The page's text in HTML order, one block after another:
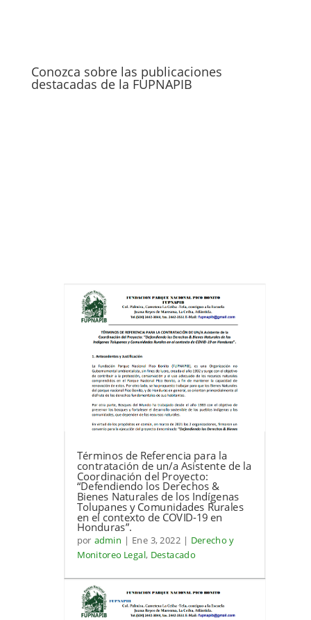
Conozca sobre las publicaciones
destacadas de la FUPNAPIB
Términos de Referencia para la
contratación de un/a Asistente de la
Coordinación del Proyecto:
“Defendiendo los Derechos &
Bienes Naturales de los Indígenas
Tolupanes y Comunidades Rurales
en el contexto de COVID-19 en
Honduras”.
por admin | Ene 3, 2022| Derecho y
Monitoreo Legal, Destacado